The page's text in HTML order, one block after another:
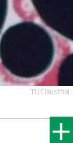
TU Clausthal